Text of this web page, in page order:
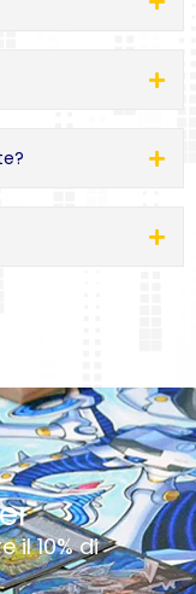
il 10% di